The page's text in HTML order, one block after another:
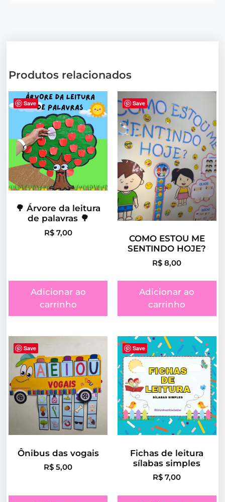
Produtos relacionados
Save
🌳 Árvore da leitura
de palavras 🌳
R$7,00
Adicionar ao
carrinho
Save
COMO ESTOU ME
SENTINDO HOJE?
R$ 8,00
Adicionar ao
carrinho
Save
Ônibus das vogais
R$ 5,00
Save
Fichas de leitura
sílabas simples
R$ 7,00